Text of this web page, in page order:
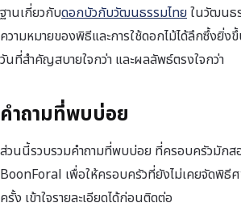
ฐานเกี่ยวกับดอกบัวกับวัฒนธรรมไทยในวัฒนธร
ความหมายของพิธีและการใช้ดอกไม้ได้ลึกซึ้งยิ่ง
วันที่สำคัญสบายใจกว่า และผลลัพธ์ตรงใจกว่า
คำถามที่พบบ่อย
ส่วนนี้รวบรวมคำถามที่พบบ่อย ที่ครอบครัวมักส
BoonForal เพื่อให้ครอบครัวที่ยังไม่เคยจัดพิ
ครั้ง เข้าใจรายละเอียดได้ก่อนติดต่อ